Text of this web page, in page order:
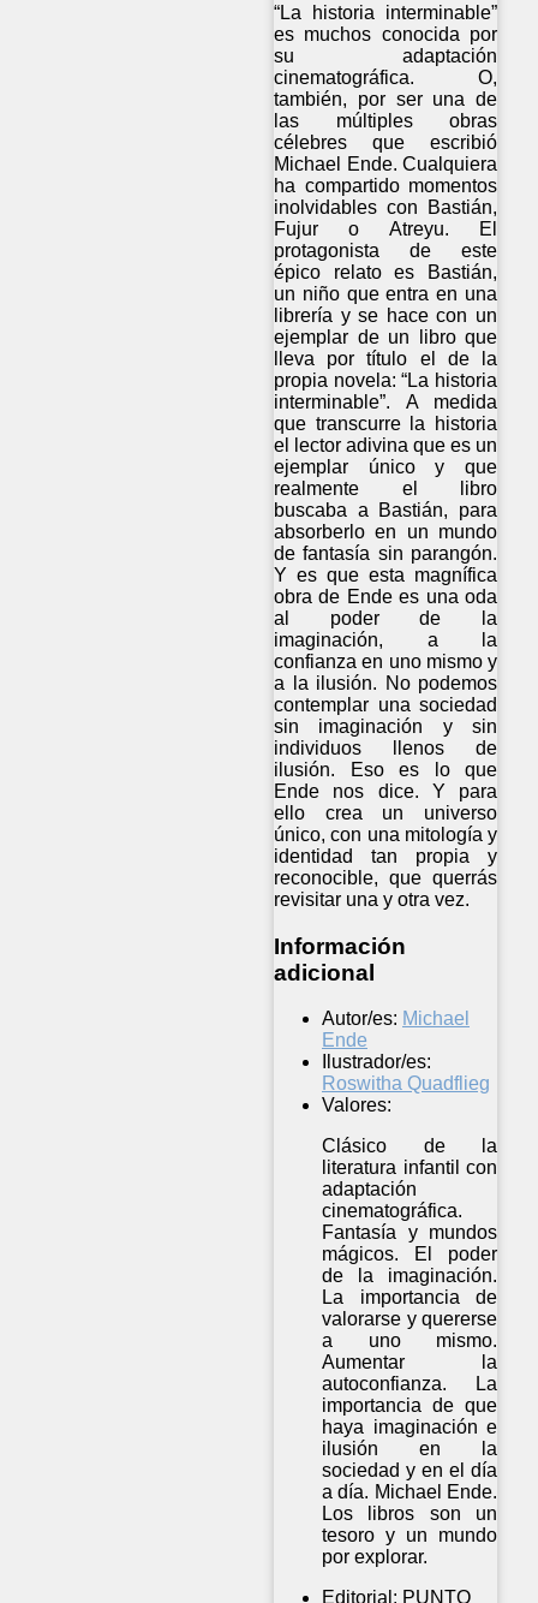
“La historia interminable”
es muchos conocida por
su adaptación
cinematográfica. O,
también, por ser una de
las múltiples obras
célebres que escribió
Michael Ende. Cualquiera
ha compartido momentos
inolvidables con Bastián,
Fujur o Atreyu. El
protagonista de este
épico relato es Bastián,
un niño que entra en una
librería y se hace con un
ejemplar de un libro que
lleva por título el de la
propia novela: “La historia
interminable”. A medida
que transcurre la historia
el lector adivina que es un
ejemplar único y que
realmente el libro
buscaba a Bastián, para
absorberlo en un mundo
de fantasía sin parangón.
Y es que esta magnífica
obra de Ende es una oda
al poder de la
imaginación, a la
confianza en uno mismo y
a la ilusión. No podemos
contemplar una sociedad
sin imaginación y sin
individuos llenos de
ilusión. Eso es lo que
Ende nos dice. Y para
ello crea un universo
único, con una mitología y
identidad tan propia y
reconocible, que querrás
revisitar una y otra vez.
Información
adicional
Autor/es: Michael
Ende
Ilustrador/es:
Roswitha Quadflieg
Valores:
Clásico de la
literatura infantil con
adaptación
cinematográfica.
Fantasía y mundos
mágicos. El poder
de la imaginación.
La importancia de
valorarse y quererse
a uno mismo.
Aumentar la
autoconfianza. La
importancia de que
haya imaginación e
ilusión en la
sociedad y en el día
a día. Michael Ende.
Los libros son un
tesoro y un mundo
por explorar.
Editorial: PUNTO